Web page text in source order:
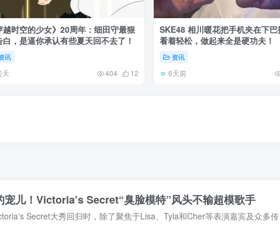
越时空的少女》20周年：细田守最狠
白，是逼你承认有些夏天回不去了！
讯
天 404 12
SKE48 相川暖花把手机夹在下巴
看着轻松，做起来全是硬功夫！
资讯
6天前
宠儿！Victoria’s Secret“臭脸模特”风头不输超模歌手
在久违多年的